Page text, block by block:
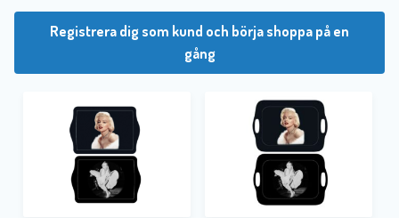
Registrera dig som kund och börja shoppa på en
gång